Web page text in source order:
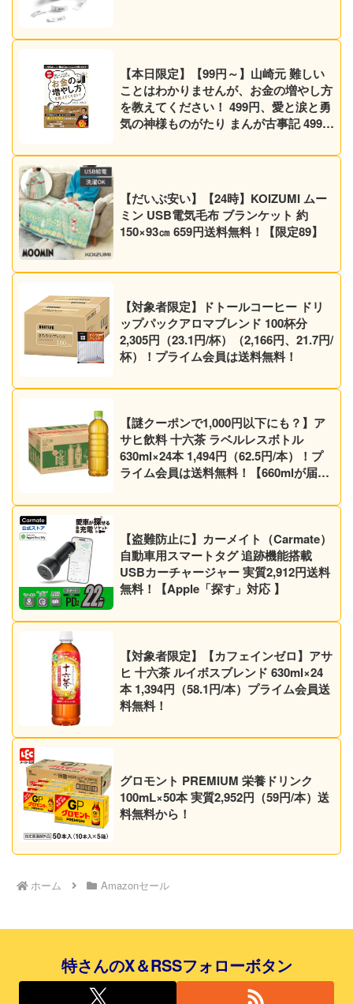
【本日限定】【99円～】山崎元 難しい
ことはわかりませんが、お金の増やし方
を教えてください！ 499円、愛と涙と勇
気の神様ものがたり まんが古事記 499円
【だいぶ安い】【24時】KOIZUMI ムー
ミン USB電気毛布 ブランケット 約
150×93㎝ 659円送料無料！【限定89】
【対象者限定】ドトールコーヒー ドリ
ップパックアロマブレンド 100杯分
2,305円（23.1円/杯）（2,166円、21.7円/
杯）！プライム会員は送料無料！
【謎クーポンで1,000円以下にも？】ア
サヒ飲料 十六茶 ラベルレスボトル
630ml×24本 1,494円（62.5円/本）！プ
ライム会員は送料無料！【660mlが届く
【盗難防止に】カーメイト（Carmate）
自動車用スマートタグ 追跡機能搭載
USBカーチャージャー 実質2,912円送料
無料！【Apple「探す」対応 】
【対象者限定】【カフェインゼロ】アサ
ヒ 十六茶 ルイボスブレンド 630ml×24
本 1,394円（58.1円/本）プライム会員送
料無料！
グロモント PREMIUM 栄養ドリンク
100mL×50本 実質2,952円（59円/本）送
料無料から！
ホーム Amazonセール
特さんのX＆RSSフォローボタン